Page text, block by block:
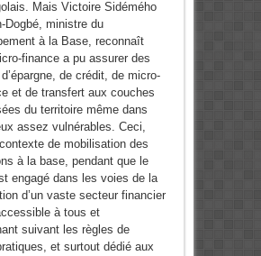
Mais Victoire Sidémého
Dogbé, ministre du
à la Base, reconnaît
finance a pu assurer des
de crédit, de micro-
et de transfert aux couches
du territoire même dans
assez vulnérables. Ceci,
de mobilisation des
à la base, pendant que le
engagé dans les voies de la
d’un vaste secteur financier
à tous et
suivant les règles de
et surtout dédié aux